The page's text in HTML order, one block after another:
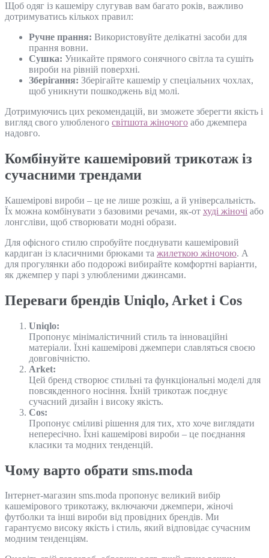
Щоб одяг із кашеміру слугував вам багато років, важливо
дотримуватись кількох правил:
Ручне прання: Використовуйте делікатні засоби для
прання вовни.
Сушка: Уникайте прямого сонячного світла та сушіть
вироби на рівній поверхні.
Зберігання: Зберігайте кашемір у спеціальних чохлах,
щоб уникнути пошкоджень від молі.
Дотримуючись цих рекомендацій, ви зможете зберегти якість і
вигляд свого улюбленого світшота жіночого або джемпера
надовго.
Комбінуйте кашеміровий трикотаж із
сучасними трендами
Кашемірові вироби – це не лише розкіш, а й універсальність.
Їх можна комбінувати з базовими речами, як-от худі жіночі або
лонгсліви, щоб створювати модні образи.
Для офісного стилю спробуйте поєднувати кашеміровий
кардиган із класичними брюками та жилеткою жіночою. А
для прогулянки або подорожі вибирайте комфортні варіанти,
як джемпер у парі з улюбленими джинсами.
Переваги брендів Uniqlo, Arket і Cos
Uniqlo:
Пропонує мінімалістичний стиль та інноваційні
матеріали. Їхні кашемірові джемпери славляться своєю
довговічністю.
Arket:
Цей бренд створює стильні та функціональні моделі для
повсякденного носіння. Їхній трикотаж поєднує
сучасний дизайн і високу якість.
Cos:
Пропонує сміливі рішення для тих, хто хоче виглядати
непересічно. Їхні кашемірові вироби – це поєднання
класики та модних тенденцій.
Чому варто обрати sms.moda
Інтернет-магазин sms.moda пропонує великий вибір
кашемірового трикотажу, включаючи джемпери, жіночі
футболки та інші вироби від провідних брендів. Ми
гарантуємо високу якість і стиль, який відповідає сучасним
модним тенденціям.